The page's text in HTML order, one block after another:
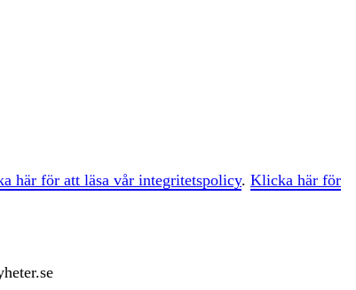
här för att läsa vår integritetspolicy. Klicka här för